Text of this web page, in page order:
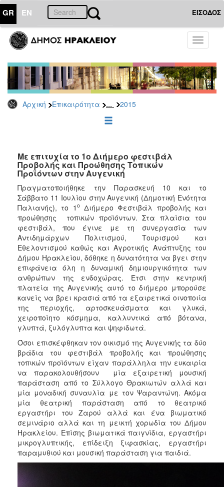
GR EN ΕΙΣΟΔΟΣ
Toggle
Αρχική Επικαιρότητα ... 2015
ΕΠΙΚΑΙΡΟΤΗΤΑ
Τύπου
Αρχείο
2026
2025
2022
2021
2020
2019
2018
2017
2016
2015
2013
2012
2011
2010
2006
ΔΗΜΟΤΗΣ
ΕΠΙΣΚΕΠΤΗΣ
ΗΡΑΚΛΕΙΟ
Με επιτυχία το 1ο Διήμερο φεστιβάλ
Προβολής και Προώθησης Τοπικών
Προϊόντων στην Αυγενική
Πραγματοποιήθηκε την Παρασκευή 10 και το
Σάββατο 11 Ιουλίου στην Αυγενική (Δημοτική Ενότητα
Παλιανής), το 1 οΔιήμερο Φεστιβάλ προβολής και
προώθησης τοπικών προϊόντων. Στα πλαίσια του
φεστιβάλ, που έγινε με τη συνεργασία των
Αντιδημάρχων Πολιτισμού, Τουρισμού και
Εθελοντισμού καθώς και Αγροτικής Ανάπτυξης του
Δήμου Ηρακλείου, δόθηκε η δυνατότητα να βγει στην
επιφάνεια όλη η δυναμική δημιουργικότητα των
ανθρώπων της ενδοχώρας. Έτσι στην κεντρική
πλατεία της Αυγενικής αυτό το διήμερο μπορούσε
κανείς να βρει κρασιά από τα εξαιρετικά οινοποιία
της περιοχής, αρτοσκευάσματα και γλυκά,
χειροποίητο κόσμημα, καλλυντικά από βότανα,
γλυπτά, ξυλόγλυπτα και ψηφιδωτά.
Όσοι επισκέφθηκαν τον οικισμό της Αυγενικής τα δύο
βράδια του φεστιβάλ προβολής και προώθησης
τοπικών προϊόντων είχαν παράλληλα την ευκαιρία
να παρακολουθήσουν μία εξαιρετική μουσική
παράσταση από το Σύλλογο Θρακιωτών αλλά και
μία μοναδική συναυλία με τον Ψαραντώνη. Ακόμα
μία θεατρική παράσταση από το θεατρικό
εργαστήρι του Ζαρού αλλά και ένα βιωματικό
σεμινάριο αλλά και τη μεικτή χορωδία του Δήμου
Ηρακλείου. Επίσης βιωματικά παιγνίδια, εργαστήρι
μικρογλυπτικής, επίδειξη ξιφασκίας, εργαστήρι
παραμυθιού και μουσική παράσταση για παιδιά.